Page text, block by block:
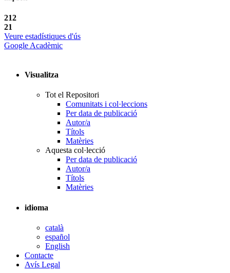
212
21
Veure estadístiques d'ús
Google Acadèmic
Visualitza
Tot el Repositori
Comunitats i col·leccions
Per data de publicació
Autor/a
Títols
Matèries
Aquesta col·lecció
Per data de publicació
Autor/a
Títols
Matèries
idioma
català
español
English
Contacte
Avís Legal